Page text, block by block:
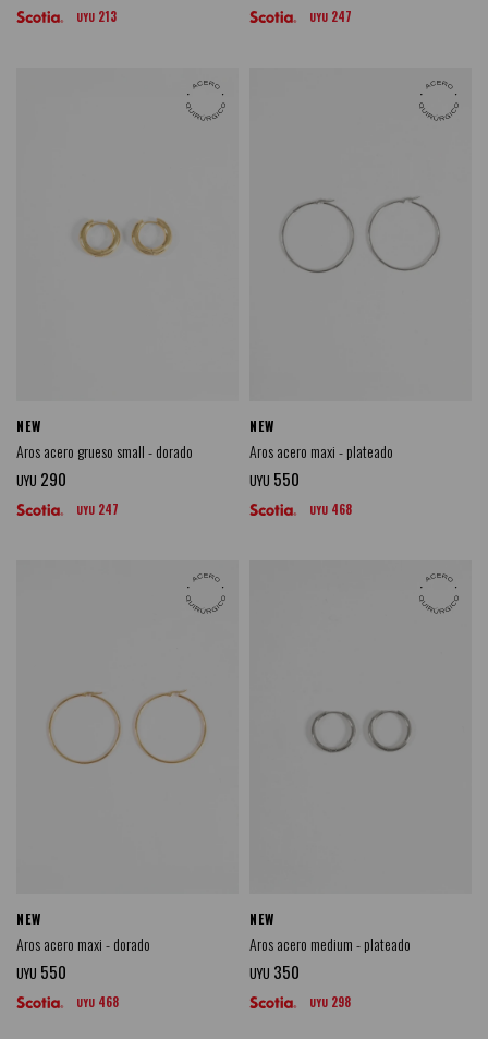
UYU 213 UYU 247
NEW
Aros acero grueso small - dorado
UYU 290
UYU 247
NEW
Aros acero maxi - plateado
UYU 550
UYU 468
NEW
Aros acero maxi - dorado
UYU 550
UYU 468
NEW
Aros acero medium - plateado
UYU 350
UYU 298